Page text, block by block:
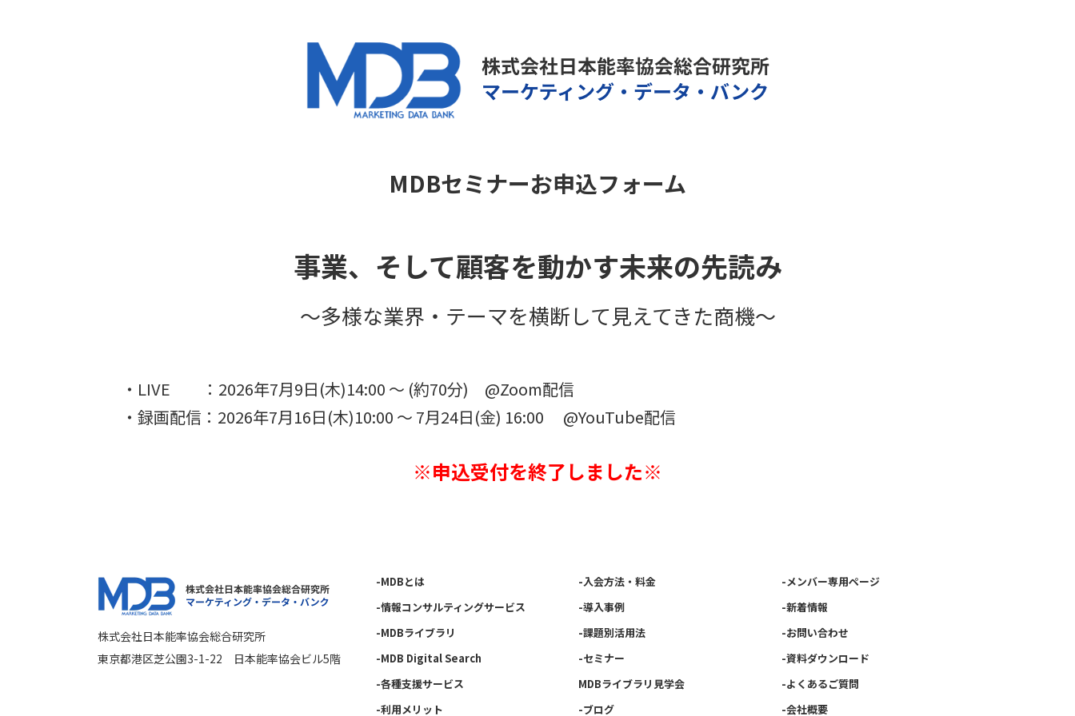
MDBセミナーお申込フォーム
事業、そして顧客を動かす未来の先読み
～多様な業界・テーマを横断して見えてきた商機～
・LIVE ：2026年7月9日(木)14:00 ～ (約70分) @Zoom配信
・録画配信：2026年7月16日(木)10:00 ～ 7月24日(金) 16:00 @YouTube配信
※申込受付を終了しました※
株式会社日本能率協会総合研究所
東京都港区芝公園3-1-22 日本能率協会ビル5階
-MDBとは
-情報コンサルティングサービス
-MDBライブラリ
-MDB Digital Search
-各種支援サービス
-利用メリット
-入会方法・料金
-導入事例
-課題別活用法
-セミナー
MDBライブラリ見学会
-ブログ
-メンバー専用ページ
-新着情報
-お問い合わせ
-資料ダウンロード
-よくあるご質問
-会社概要